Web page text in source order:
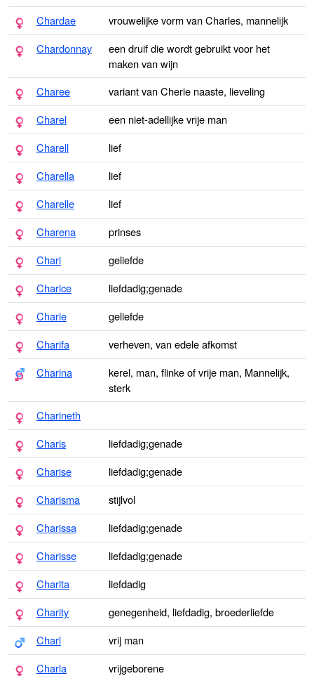
Chardae
vrouwelijke vorm van Charles, mannelijk
Chardonnay
een druif die wordt gebruikt voor het
maken van wijn
Charee
variant van Cherie naaste, lieveling
Charel
een niet-adellijke vrije man
Charell
lief
Charella
lief
Charelle
lief
Charena
prinses
Chari
geliefde
Charice
liefdadig;genade
Charie
geliefde
Charifa
verheven, van edele afkomst
Charina
kerel, man, flinke of vrije man, Mannelijk,
sterk
Charineth
Charis
liefdadig;genade
Charise
liefdadig;genade
Charisma
stijlvol
Charissa
liefdadig;genade
Charisse
liefdadig;genade
Charita
liefdadig
Charity
genegenheid, liefdadig, broederliefde
Charl
vrij man
Charla
vrijgeborene